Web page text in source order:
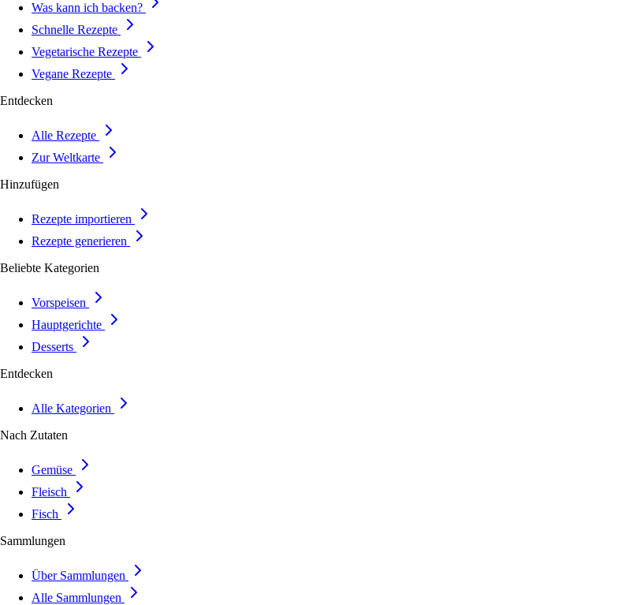
Was kann ich backen?
Schnelle Rezepte
Vegetarische Rezepte
Vegane Rezepte
Entdecken
Alle Rezepte
Zur Weltkarte
Hinzufügen
Rezepte importieren
Rezepte generieren
Beliebte Kategorien
Vorspeisen
Hauptgerichte
Desserts
Entdecken
Alle Kategorien
Nach Zutaten
Gemüse
Fleisch
Fisch
Sammlungen
Über Sammlungen
Alle Sammlungen